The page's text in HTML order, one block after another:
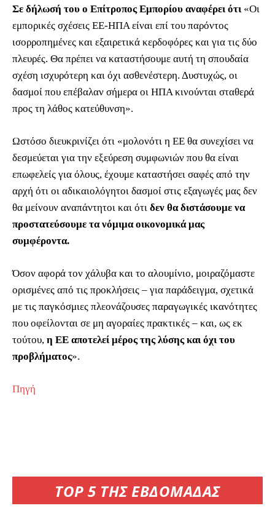
TOP 5 ΤΗΣ ΕΒΔΟΜΑΔΑΣ
Σε δήλωσή του ο Επίτροπος Εμπορίου αναφέρει ότι«Οι
εμπορικές σχέσεις ΕΕ-ΗΠΑ είναι επί του παρόντος
ισορροπημένες και εξαιρετικά κερδοφόρες και για τις δύο
πλευρές. Θα πρέπει να καταστήσουμε αυτή τη σπουδαία
σχέση ισχυρότερη και όχι ασθενέστερη. Δυστυχώς, οι
δασμοί που επέβαλαν σήμερα οι ΗΠΑ κινούνται σταθερά
προς τη λάθος κατεύθυνση».
Ωστόσο διευκρινίζει ότι «μολονότι η ΕΕ θα συνεχίσει να
δεσμεύεται για την εξεύρεση συμφωνιών που θα είναι
επωφελείς για όλους, έχουμε καταστήσει σαφές από την
αρχή ότι οι αδικαιολόγητοι δασμοί στις εξαγωγές μας δεν
θα μείνουν αναπάντητοι και ότι δεν θα διστάσουμε να
προστατεύσουμε τα νόμιμα οικονομικά μας
συμφέροντα.
Όσον αφορά τον χάλυβα και το αλουμίνιο, μοιραζόμαστε
ορισμένες από τις προκλήσεις – για παράδειγμα, σχετικά
με τις παγκόσμιες πλεονάζουσες παραγωγικές ικανότητες
που οφείλονται σε μη αγοραίες πρακτικές – και, ως εκ
τούτου, η ΕΕ αποτελεί μέρος της λύσης και όχι του
προβλήματος».
Πηγή